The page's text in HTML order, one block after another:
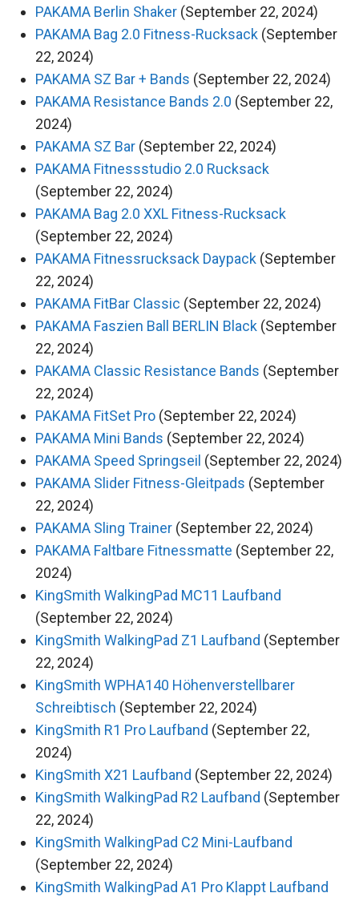
PAKAMA Berlin Shaker (September 22, 2024)
PAKAMA Bag 2.0 Fitness-Rucksack (September
22, 2024)
PAKAMA SZ Bar + Bands (September 22, 2024)
PAKAMA Resistance Bands 2.0 (September 22,
2024)
PAKAMA SZ Bar (September 22, 2024)
PAKAMA Fitnessstudio 2.0 Rucksack
(September 22, 2024)
PAKAMA Bag 2.0 XXL Fitness-Rucksack
(September 22, 2024)
PAKAMA Fitnessrucksack Daypack (September
22, 2024)
PAKAMA FitBar Classic (September 22, 2024)
PAKAMA Faszien Ball BERLIN Black (September
22, 2024)
PAKAMA Classic Resistance Bands (September
22, 2024)
PAKAMA FitSet Pro (September 22, 2024)
PAKAMA Mini Bands (September 22, 2024)
PAKAMA Speed Springseil (September 22, 2024)
PAKAMA Slider Fitness-Gleitpads (September
22, 2024)
PAKAMA Sling Trainer (September 22, 2024)
PAKAMA Faltbare Fitnessmatte (September 22,
2024)
KingSmith WalkingPad MC11 Laufband
(September 22, 2024)
KingSmith WalkingPad Z1 Laufband (September
22, 2024)
KingSmith WPHA140 Höhenverstellbarer
Schreibtisch (September 22, 2024)
KingSmith R1 Pro Laufband (September 22,
2024)
KingSmith X21 Laufband (September 22, 2024)
KingSmith WalkingPad R2 Laufband (September
22, 2024)
KingSmith WalkingPad C2 Mini-Laufband
(September 22, 2024)
KingSmith WalkingPad A1 Pro Klappt Laufband